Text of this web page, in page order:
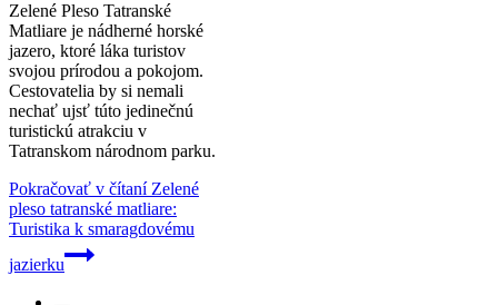
Zelené Pleso Tatranské
Matliare je nádherné horské
jazero, ktoré láka turistov
svojou prírodou a pokojom.
Cestovatelia by si nemali
nechať ujsť túto jedinečnú
turistickú atrakciu v
Tatranskom národnom parku.
Pokračovať v čítaníZelené
pleso tatranské matliare:
Turistika k smaragdovému
jazierku